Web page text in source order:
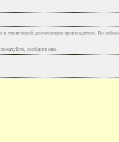
технической документации производителя. Во
сообщите нам.